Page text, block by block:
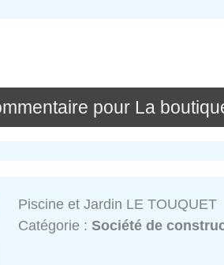
pour La
Piscine et Jardin LE TOUQUET
Catégorie :Société de